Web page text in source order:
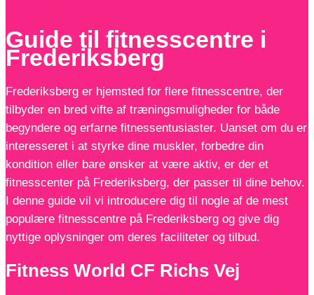
Guide til fitnesscentre i
Frederiksberg
Frederiksberg er hjemsted for flere fitnesscentre, der
tilbyder en bred vifte af træningsmuligheder for både
begyndere og erfarne fitnessentusiaster. Uanset om du er
interesseret i at styrke dine muskler, forbedre din
kondition eller bare ønsker at være aktiv, er der et
fitnesscenter på Frederiksberg, der passer til dine behov.
I denne guide vil vi introducere dig til nogle af de mest
populære fitnesscentre på Frederiksberg og give dig
nyttige oplysninger om deres faciliteter og tilbud.
Fitness World CF Richs Vej